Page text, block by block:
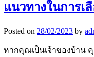
แนวทางในการเ
Posted on 28/02/2023 by
หากคุณเป็นเจ้าของบ้าน